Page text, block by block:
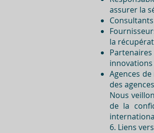
assurer la
la
Agences
des
Nous
de la
6. Liens